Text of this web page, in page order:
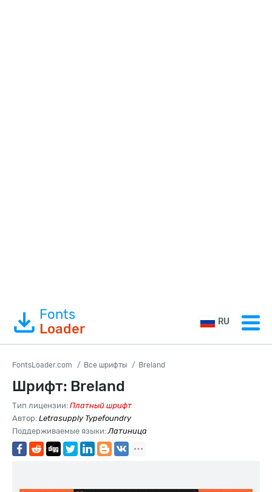
Fonts
Loader
RU
FontsLoader.com Все шрифты Breland
Шрифт: Breland
Тип лицензии: Платный шрифт
Автор: Letrasupply Typefoundry
Поддерживаемые языки:Латиница